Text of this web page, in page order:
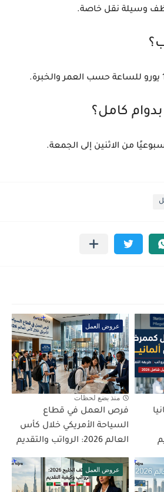
وسيلة نقل خاصة.
عروض العمل
منذ بضع لحظات
فرص العمل في قطاع
السياحة الأمريكي خلال كأس
العالم 2026: الرواتب والتقديم
عروض العمل